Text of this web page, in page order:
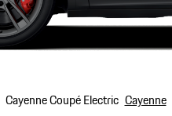
Cayenne Coupé Electric Cayenne